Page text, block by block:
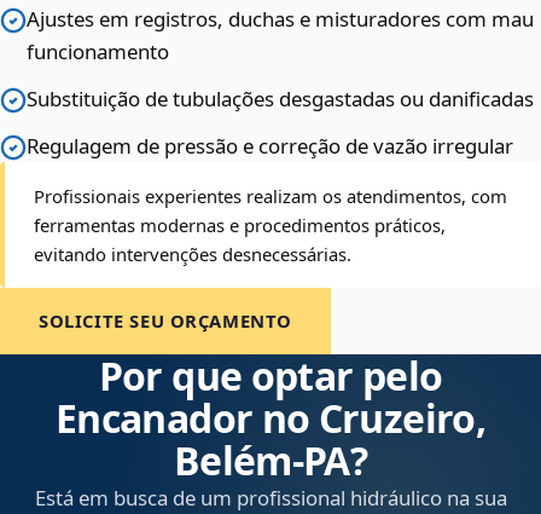
Ajustes em registros, duchas e misturadores com mau
funcionamento
Substituição de tubulações desgastadas ou danificadas
Regulagem de pressão e correção de vazão irregular
Profissionais experientes realizam os atendimentos, com
ferramentas modernas e procedimentos práticos,
evitando intervenções desnecessárias.
SOLICITE SEU ORÇAMENTO
Por que optar pelo
Encanador no Cruzeiro,
Belém‑PA?
Está em busca de um profissional hidráulico na sua